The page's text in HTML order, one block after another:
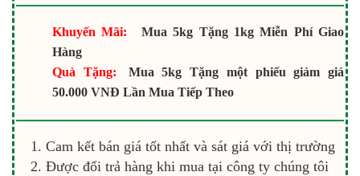
Khuyến Mãi:
Mua 5kg Tặng 1kg Miễn Phí Giao
Hàng
Quà Tặng:
Mua 5kg Tặng một phiếu giảm giá
50.000 VNĐ Lần Mua Tiếp Theo
Cam kết bán giá tốt nhất và sát giá với thị trường
Được đổi trả hàng khi mua tại công ty chúng tôi